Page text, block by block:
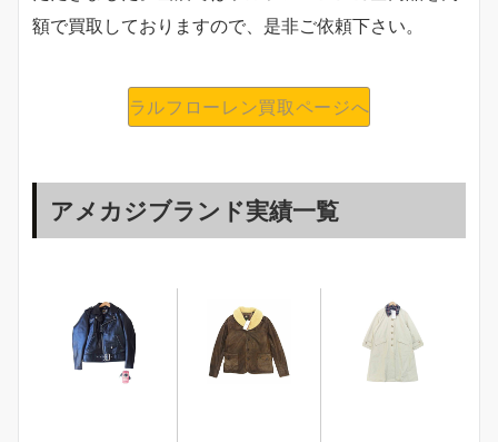
額で買取しておりますので、是非ご依頼下さい。
ラルフローレン買取ページへ
アメカジブランド実績一覧